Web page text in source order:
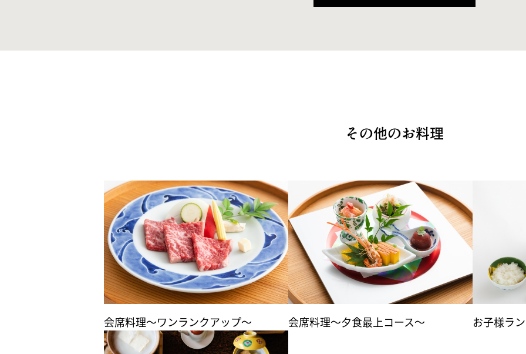
その他のお料理
会席料理～ワンランクアップ～ 会席料理～夕食最上コース～ お子様ラ